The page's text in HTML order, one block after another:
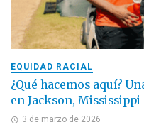
EQUIDAD RACIAL
¿Qué hacemos aquí?
en Jackson, Mississippi
3 de marzo de 2026